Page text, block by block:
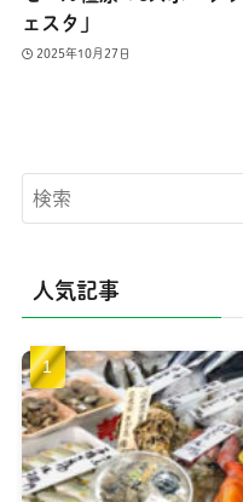
ェスタ」
2025年10月27日
人気記事